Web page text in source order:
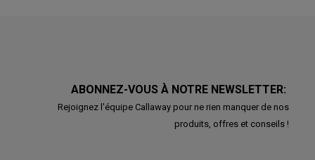
ABONNEZ-VOUS À NOTRE NEWSLETTER:
Rejoignez l'équipe Callaway pour ne rien manquer de nos
produits, offres et conseils !